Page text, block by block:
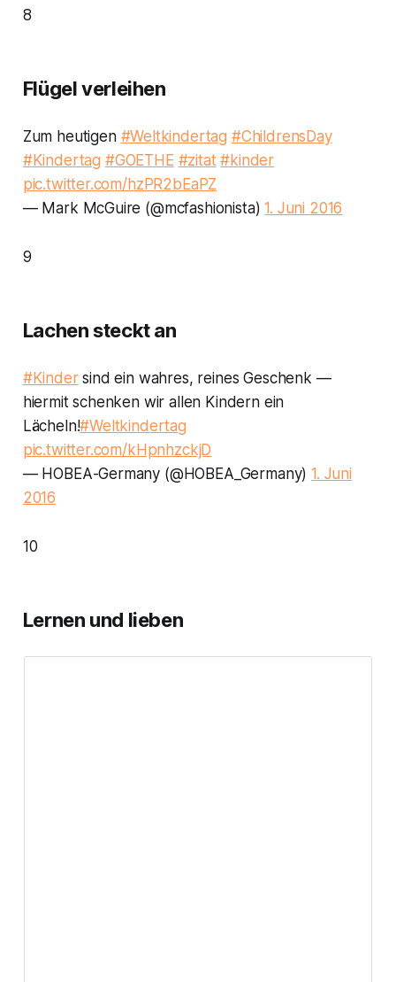
8
Flügel verleihen
Zum heutigen #Weltkindertag #ChildrensDay
#Kindertag #GOETHE #zitat #kinder
pic.twitter.com/hzPR2bEaPZ
— Mark McGuire (@mcfashionista)1. Juni 2016
9
Lachen steckt an
#Kindersind ein wahres, reines Geschenk —
hiermit schenken wir allen Kindern ein
Lächeln!#Weltkindertag
pic.twitter.com/kHpnhzckjD
— HOBEA-Germany (@HOBEA_Germany)1. Juni
2016
10
Lernen und lieben